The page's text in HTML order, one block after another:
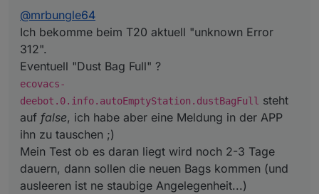
Mein Test ob es daran liegt wird noch 2-3 Tage dauern,
dann sollen die neuen Bags kommen (und ausleeren ist
ne staubige Angelegenheit...)
@mrbungle64
Ich bekomme beim T20 aktuell "unknown Error
312".
Eventuell "Dust Bag Full" ?
ecovacs-
deebot.0.info.autoEmptyStation.dustBagFull steht
auf false, ich habe aber eine Meldung in der APP
ihn zu tauschen ;)
Mein Test ob es daran liegt wird noch 2-3 Tage
dauern, dann sollen die neuen Bags kommen (und
ausleeren ist ne staubige Angelegenheit...)